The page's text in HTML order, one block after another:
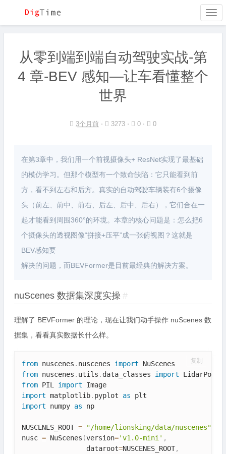
从零到端到端自动驾驶实战-第
4 章-BEV 感知—让车看懂整个
世界
3个月前 ⋅ 3273 ⋅ 0 ⋅ 0
在第3章中，我们用一个前视摄像头+ ResNet实现了最基础
的模仿学习。但那个模型有一个致命缺陷：它只能看到前
方，看不到左右和后方。真实的自动驾驶车辆装有6个摄像
头（前左、前中、前右、后左、后中、后右），它们合在一
起才能看到周围360°的环境。本章的核心问题是：怎么把6
个摄像头的透视图像“拼接+压平”成一张俯视图？这就是
BEV感知要
解决的问题，而BEVFormer是目前最经典的解决方案。
nuScenes 数据集深度实操 #
理解了 BEVFormer 的理论，现在让我们动手操作 nuScenes 数
据集，看看真实数据长什么样。
from nuscenes . nuscenes import
from nuscenes . utils . data_classes import
from PIL import
import matplotlib. pyplot as
import numpy as np
NUSCENES_ROOT = "/home/lionsking/data/nuscenes"
nusc = NuScenes (version='v1.0-mini' ,
                dataroot
=NUSCENES_ROOT,
复制